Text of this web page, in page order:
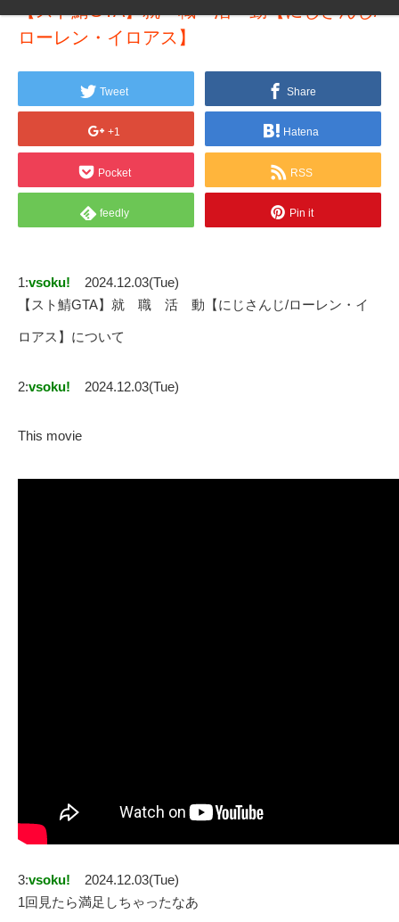
【スト鯖GTA】就 職 活 動【にじさんじ/
ローレン・イロアス】
Tweet Share
+1 Hatena
Pocket RSS
feedly Pin it
1:vsoku!
2024.12.03(Tue)
【スト鯖GTA】就 職 活 動【にじさんじ/ローレン・イ
ロアス】について
2:vsoku! 2024.12.03(Tue)
This movie
3:vsoku!
2024.12.03(Tue)
1回見たら満足しちゃったなあ